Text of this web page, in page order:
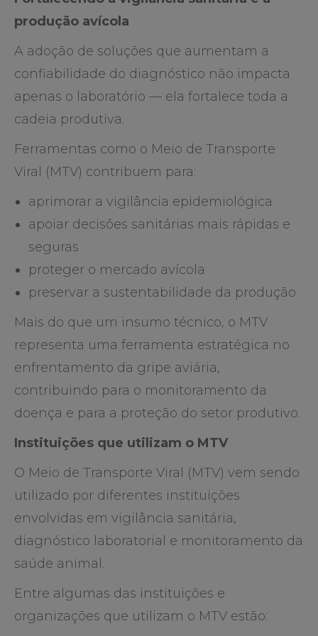
produção avícola
A adoção de soluções que aumentam a
confiabilidade do diagnóstico não impacta
apenas o laboratório — ela fortalece toda a
cadeia produtiva.
Ferramentas como o Meio de Transporte
Viral (MTV) contribuem para:
aprimorar a vigilância epidemiológica
apoiar decisões sanitárias mais rápidas e
seguras
proteger o mercado avícola
preservar a sustentabilidade da produção
Mais do que um insumo técnico, o MTV
representa uma ferramenta estratégica no
enfrentamento da gripe aviária,
contribuindo para o monitoramento da
doença e para a proteção do setor produtivo.
Instituições que utilizam o MTV
O Meio de Transporte Viral (MTV) vem sendo
utilizado por diferentes instituições
envolvidas em vigilância sanitária,
diagnóstico laboratorial e monitoramento da
saúde animal.
Entre algumas das instituições e
organizações que utilizam o MTV estão: